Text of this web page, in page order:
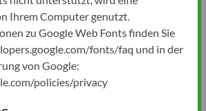
Ihrem Computer genutzt.
zu Google Web Fonts finden Sie
fonts/faq und in der
von Google:
policies/privacy